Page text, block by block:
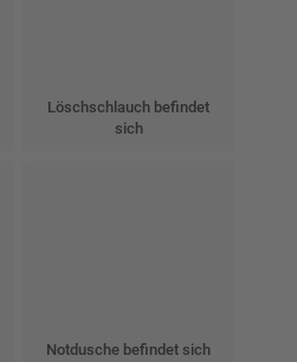
Löschschlauch befindet
sich
Notdusche befindet sich